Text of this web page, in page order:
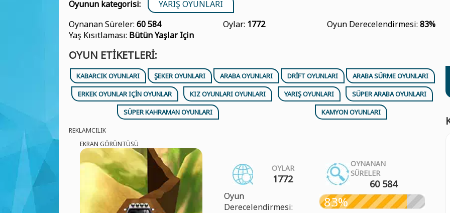
Oyunun kategorisi:
YARIŞ OYUNLARI
Oynanan Süreler: 60 584 Oylar: 1772 Oyun Derecelendirmesi: 83%
Yaş Kısıtlaması: Bütün Yaşlar Için
OYUN ETIKETLERI:
KABARCIK OYUNLARI ŞEKER OYUNLARI ARABA OYUNLARI DRIFT OYUNLARI
ARABA SÜRME OYUNLARI
ERKEK OYUNLAR IÇIN OYUNLAR
KIZ OYUNLARI OYUNLARI YARIŞ OYUNLARI
SÜPER ARABA OYUNLARI
SÜPER KAHRAMAN OYUNLARI
KAMYON OYUNLARI
REKLAMCILIK
EKRAN GÖRÜNTÜSÜ
OYLAR
1772
OYNANAN
SÜRELER
60 584
Oyun
Derecelendirmesi:
83%